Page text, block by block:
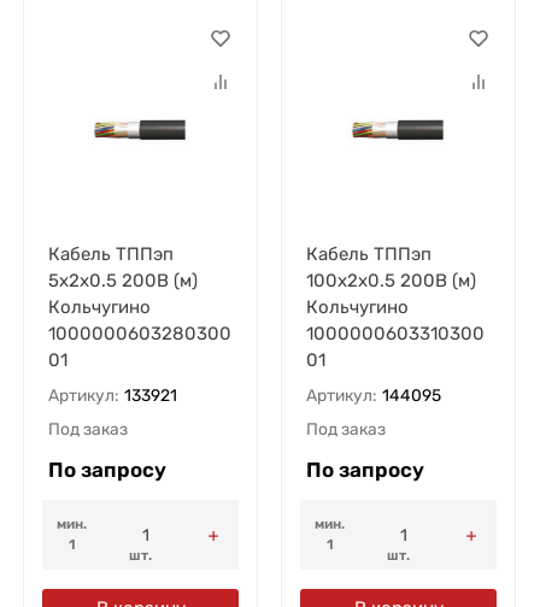
Кабель ТППэп
5х2х0.5 200В (м)
Кольчугино
1000000603280300
01
Артикул: 133921
Под заказ
По запросу
мин.
1
шт.
Кабель ТППэп
100х2х0.5 200В (м)
Кольчугино
1000000603310300
01
Артикул: 144095
Под заказ
По запросу
мин.
1
шт.